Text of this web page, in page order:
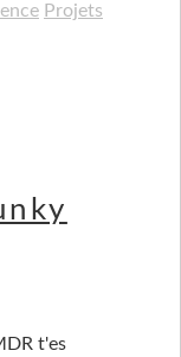
Projets
t'es